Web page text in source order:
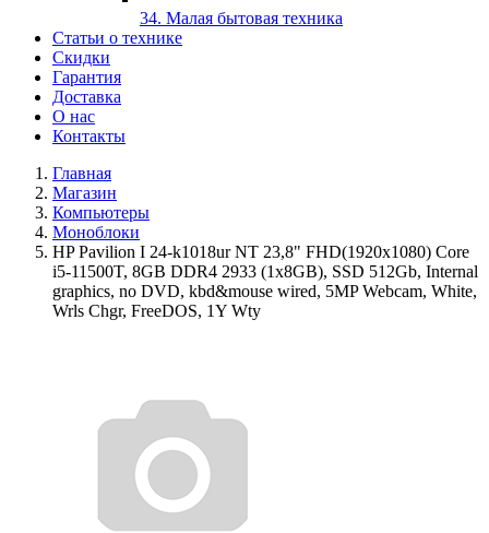
34. Малая бытовая техника
Статьи о технике
Скидки
Гарантия
Доставка
О нас
Контакты
Главная
Магазин
Компьютеры
Моноблоки
HP Pavilion I 24-k1018ur NT 23,8" FHD(1920x1080) Core
i5-11500T, 8GB DDR4 2933 (1x8GB), SSD 512Gb, Internal
graphics, no DVD, kbd&mouse wired, 5MP Webcam, White,
Wrls Chgr, FreeDOS, 1Y Wty